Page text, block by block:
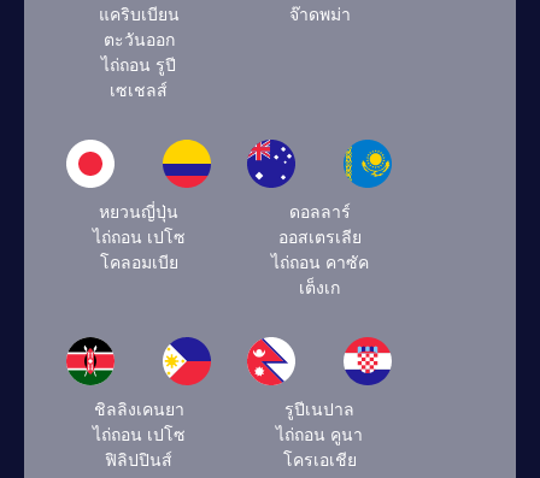
แคริบเบียน
ตะวันออก
ไถ่ถอน รูปี
เซเชลส์
จ๊าดพม่า
หยวนญี่ปุ่น
ไถ่ถอน เปโซ
โคลอมเบีย
ดอลลาร์
ออสเตรเลีย
ไถ่ถอน คาซัค
เต็งเก
ชิลลิงเคนยา
ไถ่ถอน เปโซ
ฟิลิปปินส์
รูปีเนปาล
ไถ่ถอน คูนา
โครเอเชีย